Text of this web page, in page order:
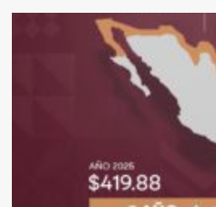
Aprueban
comision,
desaladoras
Rosarito